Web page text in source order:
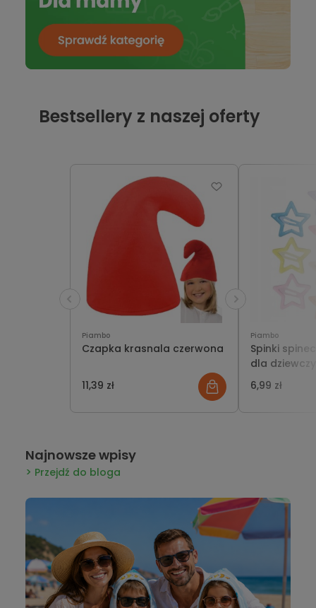
Bestsellery z naszej oferty
Piambo
Czapka krasnala czerwona
11,39 zł
Piambo
Spinki
dla
gwiazdki 10
6,99 zł
Najnowsze wpisy
Przejdź do bloga